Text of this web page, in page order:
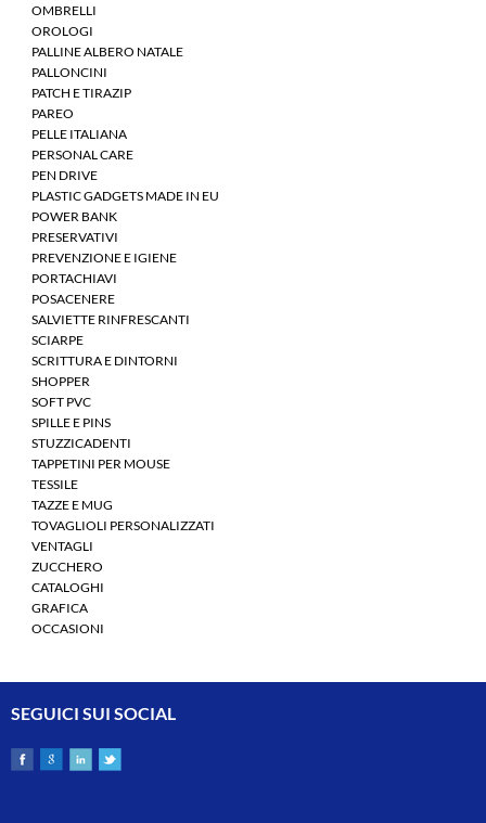
OMBRELLI
OROLOGI
PALLINE ALBERO NATALE
PALLONCINI
PATCH E TIRAZIP
PAREO
PELLE ITALIANA
PERSONAL CARE
PEN DRIVE
PLASTIC GADGETS MADE IN EU
POWER BANK
PRESERVATIVI
PREVENZIONE E IGIENE
PORTACHIAVI
POSACENERE
SALVIETTE RINFRESCANTI
SCIARPE
SCRITTURA E DINTORNI
SHOPPER
SOFT PVC
SPILLE E PINS
STUZZICADENTI
TAPPETINI PER MOUSE
TESSILE
TAZZE E MUG
TOVAGLIOLI PERSONALIZZATI
VENTAGLI
ZUCCHERO
CATALOGHI
GRAFICA
OCCASIONI
SEGUICI SUI SOCIAL